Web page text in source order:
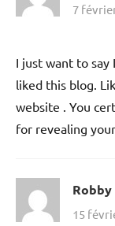
7
I just want to say
liked this blog.
website . You
for revealing
Robby
15